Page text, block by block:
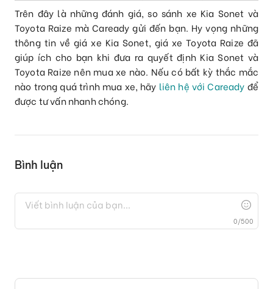
Trên đây là những đánh giá, so sánh xe Kia Sonet và
Toyota Raize mà Caready gửi đến bạn. Hy vọng những
thông tin về giá xe Kia Sonet, giá xe Toyota Raize đã
giúp ích cho bạn khi đưa ra quyết định Kia Sonet và
Toyota Raize nên mua xe nào. Nếu có bất kỳ thắc mắc
nào trong quá trình mua xe, hãy liên hệ với Caready để
được tư vấn nhanh chóng.
Bình luận
0/500